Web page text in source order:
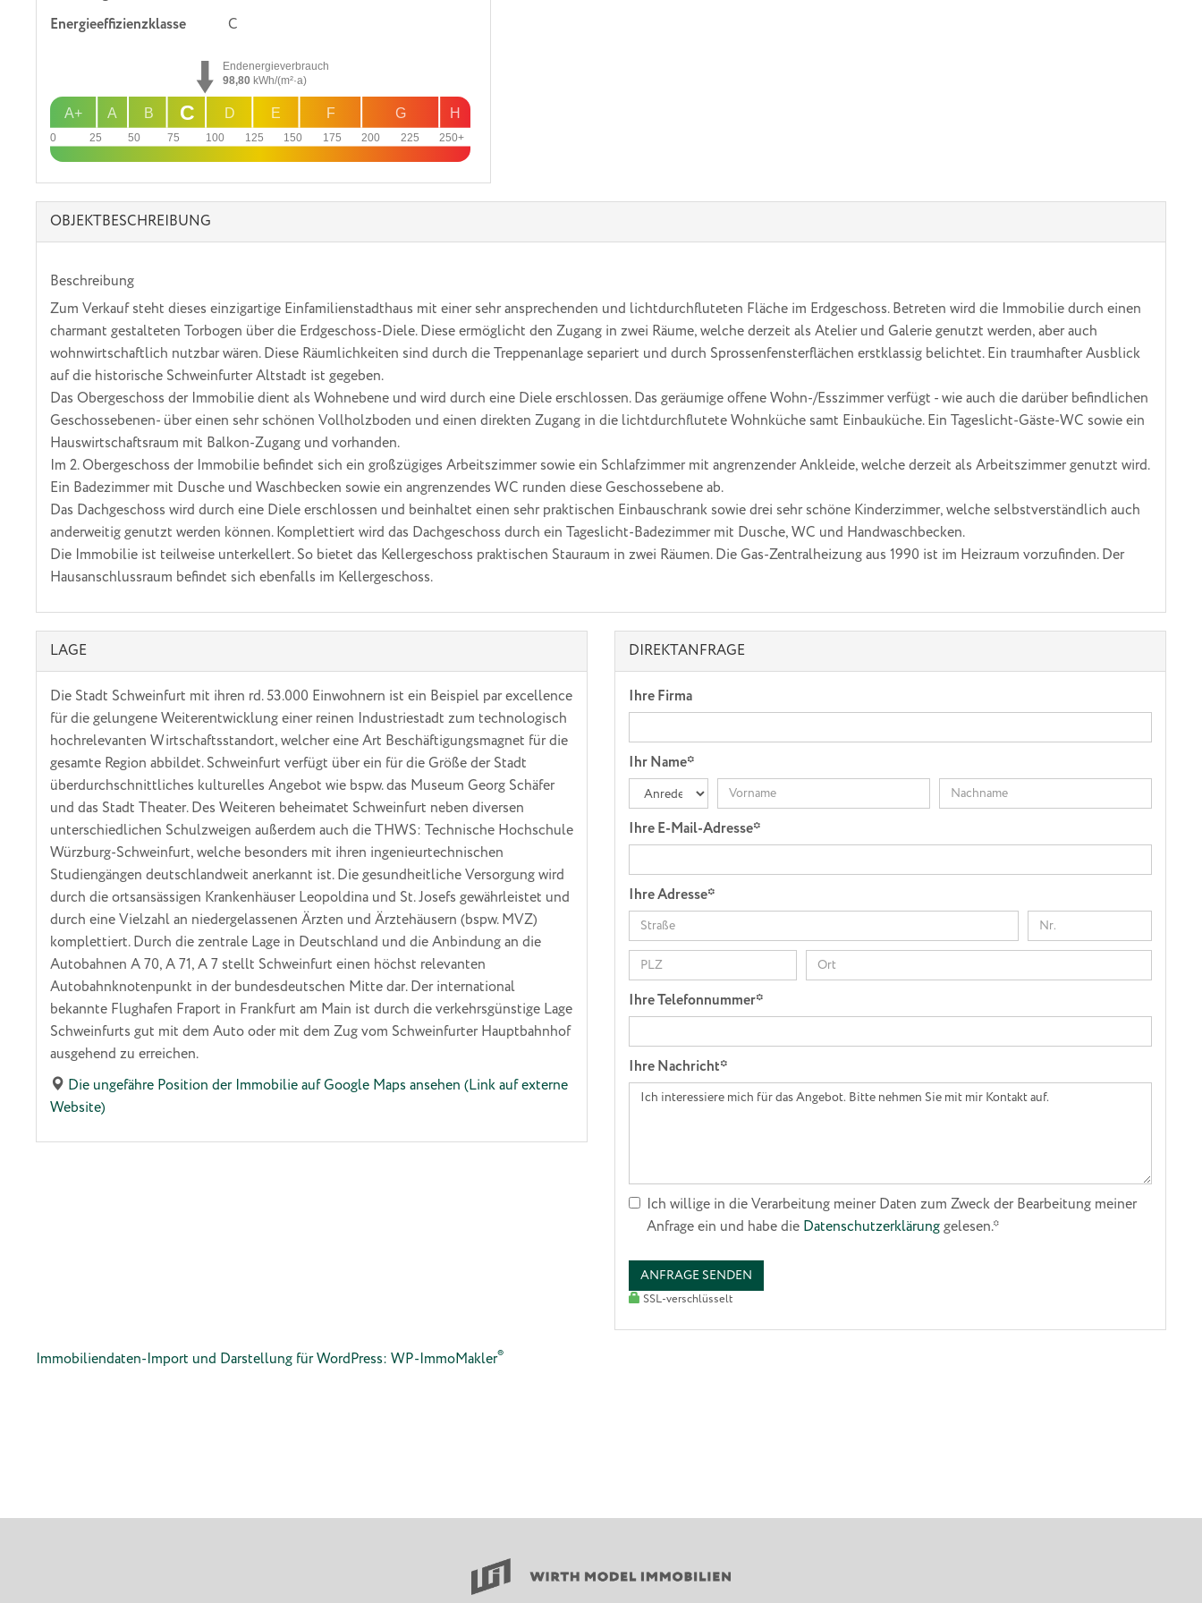
Energie­effizienz­klasse
C
0 25 50 75 100 125 150 175 200 225 250+
H
G
F
E
D
B
A
A+ C
Endenergieverbrauch
98,80kWh/(m²·a)
OBJEKT­BESCHREIBUNG
Beschreibung
Zum Verkauf steht dieses einzigartige Einfamilienstadthaus mit einer sehr ansprechenden und lichtdurchfluteten Fläche im Erdgeschoss. Betreten wird die Immobilie durch einen
charmant gestalteten Torbogen über die Erdgeschoss-Diele. Diese ermöglicht den Zugang in zwei Räume, welche derzeit als Atelier und Galerie genutzt werden, aber auch
wohnwirtschaftlich nutzbar wären. Diese Räumlichkeiten sind durch die Treppenanlage separiert und durch Sprossenfensterflächen erstklassig belichtet. Ein traumhafter Ausblick
auf die historische Schweinfurter Altstadt ist gegeben.
Das Obergeschoss der Immobilie dient als Wohnebene und wird durch eine Diele erschlossen. Das geräumige offene Wohn-/Esszimmer verfügt - wie auch die darüber befindlichen
Geschossebenen- über einen sehr schönen Vollholzboden und einen direkten Zugang in die lichtdurchflutete Wohnküche samt Einbauküche. Ein Tageslicht-Gäste-WC sowie ein
Hauswirtschaftsraum mit Balkon-Zugang und vorhanden.
Im 2. Obergeschoss der Immobilie befindet sich ein großzügiges Arbeitszimmer sowie ein Schlafzimmer mit angrenzender Ankleide, welche derzeit als Arbeitszimmer genutzt wird.
Ein Badezimmer mit Dusche und Waschbecken sowie ein angrenzendes WC runden diese Geschossebene ab.
Das Dachgeschoss wird durch eine Diele erschlossen und beinhaltet einen sehr praktischen Einbauschrank sowie drei sehr schöne Kinderzimmer, welche selbstverständlich auch
anderweitig genutzt werden können. Komplettiert wird das Dachgeschoss durch ein Tageslicht-Badezimmer mit Dusche, WC und Handwaschbecken.
Die Immobilie ist teilweise unterkellert. So bietet das Kellergeschoss praktischen Stauraum in zwei Räumen. Die Gas-Zentralheizung aus 1990 ist im Heizraum vorzufinden. Der
Hausanschlussraum befindet sich ebenfalls im Kellergeschoss.
LAGE
Die Stadt Schweinfurt mit ihren rd. 53.000 Einwohnern ist ein Beispiel par excellence
für die gelungene Weiterentwicklung einer reinen Industriestadt zum technologisch
hochrelevanten Wirtschaftsstandort, welcher eine Art Beschäftigungsmagnet für die
gesamte Region abbildet. Schweinfurt verfügt über ein für die Größe der Stadt
überdurchschnittliches kulturelles Angebot wie bspw. das Museum Georg Schäfer
und das Stadt Theater. Des Weiteren beheimatet Schweinfurt neben diversen
unterschiedlichen Schulzweigen außerdem auch die THWS: Technische Hochschule
Würzburg-Schweinfurt, welche besonders mit ihren ingenieurtechnischen
Studiengängen deutschlandweit anerkannt ist. Die gesundheitliche Versorgung wird
durch die ortsansässigen Krankenhäuser Leopoldina und St. Josefs gewährleistet und
durch eine Vielzahl an niedergelassenen Ärzten und Ärztehäusern (bspw. MVZ)
komplettiert. Durch die zentrale Lage in Deutschland und die Anbindung an die
Autobahnen A 70, A 71, A 7 stellt Schweinfurt einen höchst relevanten
Autobahnknotenpunkt in der bundesdeutschen Mitte dar. Der international
bekannte Flughafen Fraport in Frankfurt am Main ist durch die verkehrsgünstige Lage
Schweinfurts gut mit dem Auto oder mit dem Zug vom Schweinfurter Hauptbahnhof
ausgehend zu erreichen.
Die ungefähre Position der Immobilie auf Google Maps ansehen (Link auf externe
Website)
DIREKTANFRAGE
Ihre Firma
Ihr Name*
Ihre E-Mail-Adresse*
Ihre Adresse*
Ihre Telefonnummer*
Ihre Nachricht*
Ich willige in die Verarbeitung meiner Daten zum Zweck der Bearbeitung meiner
Anfrage ein und habe die Datenschutzerklärunggelesen.*
ANFRAGE SENDEN
SSL-verschlüsselt
Immobiliendaten-Import und Darstellung für WordPress: WP-ImmoMakler®